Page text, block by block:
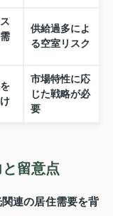
供給過多によ
る空室リスク
市場特性に応
じた戦略が必
要
留意点
連の居住需要を背